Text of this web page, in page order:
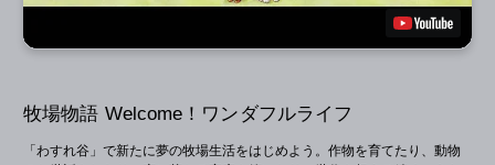
牧場物語 Welcome！ワンダフルライフ
「わすれ谷」で新たに夢の牧場生活をはじめよう。作物を育てたり、動物